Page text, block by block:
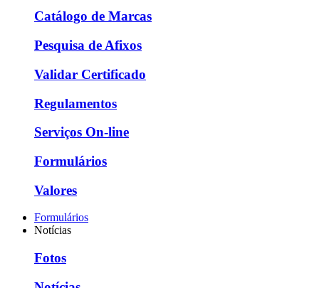
Catálogo de Marcas
Pesquisa de Afixos
Validar Certificado
Regulamentos
Serviços On-line
Formulários
Valores
Formulários
Notícias
Fotos